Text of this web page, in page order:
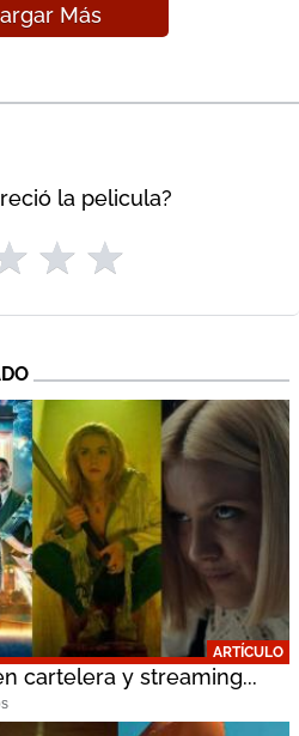
Más
la pelicula?
ARTÍCULO
cartelera y streaming...